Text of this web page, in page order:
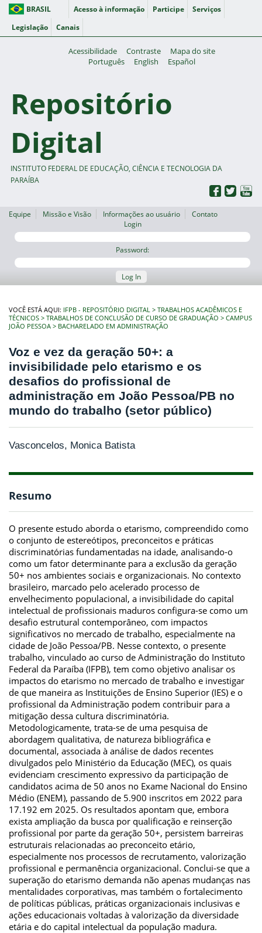
BRASIL Acesso à informação Participe
Serviços
Legislação
Canais
Acessibilidade Contraste
Mapa do site
Português
English Español
Repositório
Digital
INSTITUTO FEDERAL DE EDUCAÇÃO, CIÊNCIA E TECNOLOGIA DA
PARAÍBA
Equipe Missão e Visão Informações ao usuário
Contato
Login
Password:
Log In
VOCÊ ESTÁ AQUI: IFPB - REPOSITÓRIO DIGITAL
TRABALHOS ACADÊMICOS E
TÉCNICOS
TRABALHOS DE CONCLUSÃO DE CURSO DE GRADUAÇÃO
CAMPUS
JOÃO PESSOA
BACHARELADO EM ADMINISTRAÇÃO
Voz e vez da geração 50+: a
invisibilidade pelo etarismo e os
desafios do profissional de
administração em João Pessoa/PB no
mundo do trabalho (setor público)
Vasconcelos, Monica Batista
Resumo
O presente estudo aborda o etarismo, compreendido como
o conjunto de estereótipos, preconceitos e práticas
discriminatórias fundamentadas na idade, analisando-o
como um fator determinante para a exclusão da geração
50+ nos ambientes sociais e organizacionais. No contexto
brasileiro, marcado pelo acelerado processo de
envelhecimento populacional, a invisibilidade do capital
intelectual de profissionais maduros configura-se como um
desafio estrutural contemporâneo, com impactos
significativos no mercado de trabalho, especialmente na
cidade de João Pessoa/PB. Nesse contexto, o presente
trabalho, vinculado ao curso de Administração do Instituto
Federal da Paraíba (IFPB), tem como objetivo analisar os
impactos do etarismo no mercado de trabalho e investigar
de que maneira as Instituições de Ensino Superior (IES) e o
profissional da Administração podem contribuir para a
mitigação dessa cultura discriminatória.
Metodologicamente, trata-se de uma pesquisa de
abordagem qualitativa, de natureza bibliográfica e
documental, associada à análise de dados recentes
divulgados pelo Ministério da Educação (MEC), os quais
evidenciam crescimento expressivo da participação de
candidatos acima de 50 anos no Exame Nacional do Ensino
Médio (ENEM), passando de 5.900 inscritos em 2022 para
17.192 em 2025. Os resultados apontam que, embora
exista ampliação da busca por qualificação e reinserção
profissional por parte da geração 50+, persistem barreiras
estruturais relacionadas ao preconceito etário,
especialmente nos processos de recrutamento, valorização
profissional e permanência organizacional. Conclui-se que a
superação do etarismo demanda não apenas mudanças nas
mentalidades corporativas, mas também o fortalecimento
de políticas públicas, práticas organizacionais inclusivas e
ações educacionais voltadas à valorização da diversidade
etária e do capital intelectual da população madura.